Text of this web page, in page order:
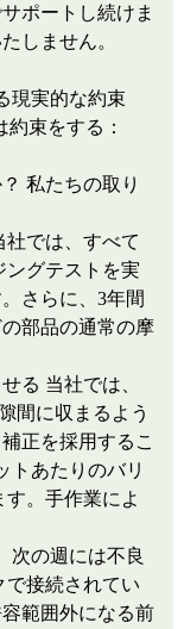
ポートし続けま
しません。
現実的な約束
束をする：
私たちの取り
社では、すべて
ングテストを実
さらに、3年間
部品の通常の摩
る 当社では、
間に収まるよう
正を採用するこ
トあたりのバリ
す。手作業によ
次の週には不良
で接続されてい
範囲外になる前